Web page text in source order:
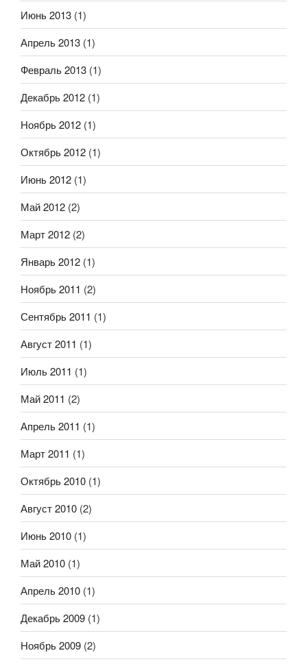
Июнь 2013 (1)
Апрель 2013 (1)
Февраль 2013 (1)
Декабрь 2012 (1)
Ноябрь 2012 (1)
Октябрь 2012 (1)
Июнь 2012 (1)
Май 2012 (2)
Март 2012 (2)
Январь 2012 (1)
Ноябрь 2011 (2)
Сентябрь 2011 (1)
Август 2011 (1)
Июль 2011 (1)
Май 2011 (2)
Апрель 2011 (1)
Март 2011 (1)
Октябрь 2010 (1)
Август 2010 (2)
Июнь 2010 (1)
Май 2010 (1)
Апрель 2010 (1)
Декабрь 2009 (1)
Ноябрь 2009 (2)